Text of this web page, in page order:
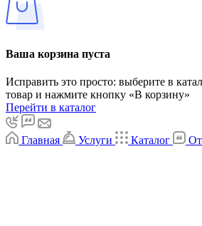
Ваша корзина пуста
Исправить это просто: выберите в
товар и нажмите кнопку «В корзину»
Перейти в каталог
Главная Услуги Каталог